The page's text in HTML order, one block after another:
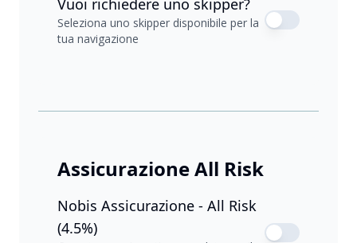
Vuoi richiedere uno skipper?
Seleziona uno skipper disponibile per la
tua navigazione
Assicurazione All Risk
Nobis Assicurazione - All Risk
(4.5%)